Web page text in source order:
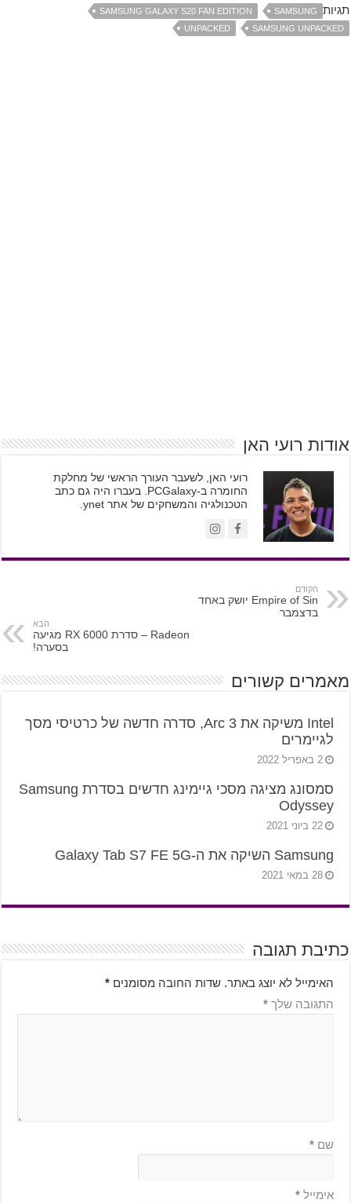
תגיות SAMSUNG
SAMSUNG GALAXY S20 FAN EDITION
SAMSUNG UNPACKED
UNPACKED
אודות רועי האן
רועי האן, לשעבר העורך הראשי של מחלקת
החומרה ב-PCGalaxy. בעברו היה גם כתב
הטכנולגיה והמשחקים של אתר ynet.
הקודם
Empire of Sin יושק באחד
בדצמבר
הבא
Radeon – סדרת RX 6000 מגיעה
בסערה!
מאמרים קשורים
Intel משיקה את Arc 3, סדרה חדשה של כרטיסי מסך
לגיימרים
2 באפריל 2022
סמסונג מציגה מסכי גיימינג חדשים בסדרת Samsung
Odyssey
22 ביוני 2021
Samsung השיקה את ה-Galaxy Tab S7 FE 5G
28 במאי 2021
כתיבת תגובה
האימייל לא יוצג באתר. שדות החובה מסומנים *
התגובה שלך *
שם *
אימייל *